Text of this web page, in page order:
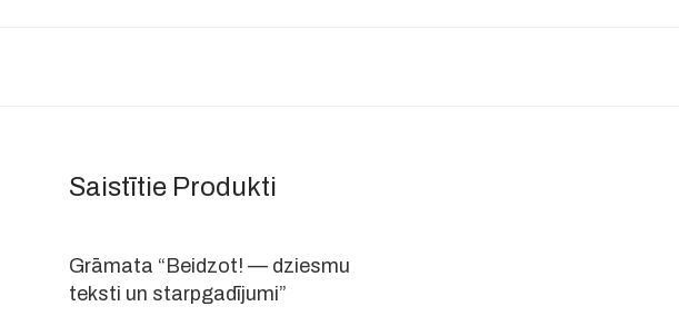
Saistītie Produkti
-25
Grāmata “Beidzot! — dziesmu
teksti un starpgadījumi”